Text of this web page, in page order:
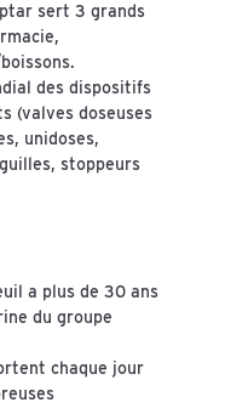
sert 3 grands
des dispositifs
(valves doseuses
unidoses,
stoppeurs
a plus de 30 ans
du groupe
chaque jour